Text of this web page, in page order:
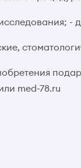
-
med-78.ru